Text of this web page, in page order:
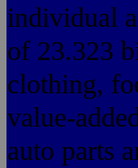
individual
of 23.323
clothing,
value-
auto parts